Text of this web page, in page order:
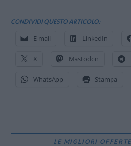
CONDIVIDI QUESTO ARTICOLO:
E-mail LinkedIn
X Mastodon
WhatsApp Stampa
LE MIGLIORI